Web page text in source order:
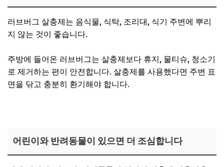
러브버그 살충제는 음식물, 식탁, 조리대, 식기 주변에 뿌리
지 않는 것이 좋습니다.
주방에 들어온 러브버그는 살충제보다 휴지, 물티슈, 청소기
로 제거하는 편이 안전합니다. 살충제를 사용했다면 주변 표
면을 닦고 충분히 환기해야 합니다.
어린이와 반려동물이 있으면 더 조심합니다